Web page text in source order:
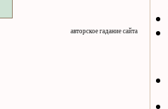
авторское гадание сайта